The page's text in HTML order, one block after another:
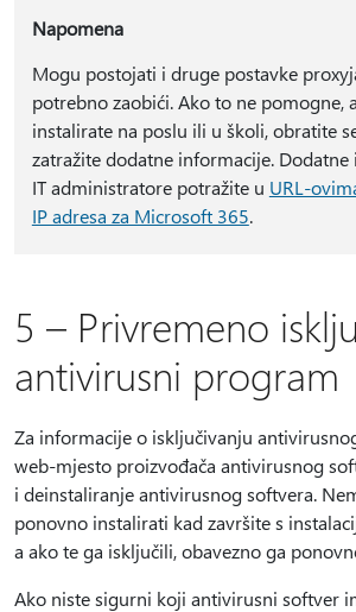
Napomena
Mogu postojati i druge postavke
potrebno zaobići. Ako to ne pomogne,
instalirate na poslu ili u školi, obratite
zatražite dodatne informacije. Dodatne
IT administratore potražite u URL-
IP adresa za Microsoft 365.
5 – Privremeno
antivirusni program
Za informacije o isključivanju
web-mjesto proizvođača antivirusnog
i deinstaliranje antivirusnog softvera.
ponovno instalirati kad završite s
a ako te ga isključili, obavezno ga
Ako niste sigurni koji antivirusni softver